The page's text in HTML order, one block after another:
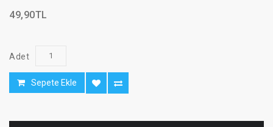
49,90TL
Adet
Sepete Ekle